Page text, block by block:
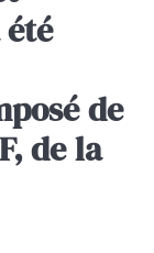
de
de la